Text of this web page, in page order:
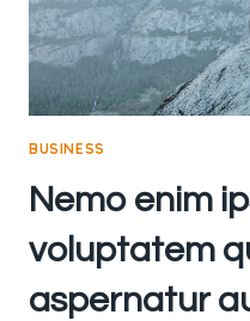
BUSINESS
Nemo enim
voluptatem
aspernatur